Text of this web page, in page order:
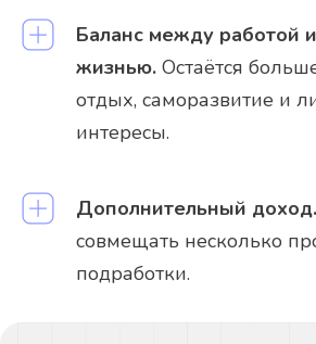
Баланс между работой
жизнью. Остаётся
отдых, саморазвитие и
интересы.
Дополнительный доход.
совмещать несколько
подработки.